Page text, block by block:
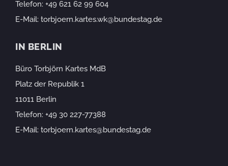
Telefon: +49 621 62 99 604
E-Mail: torbjoern.kartes.wk@bundestag.de
IN BERLIN
Büro Torbjörn Kartes MdB
Platz der Republik 1
11011 Berlin
Telefon: +49 30 227-77388
E-Mail: torbjoern.kartes@bundestag.de